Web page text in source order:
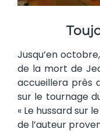
Jusqu’en
de la mort de
accueillera près
sur le tournage
« Le hussard sur
de l’auteur